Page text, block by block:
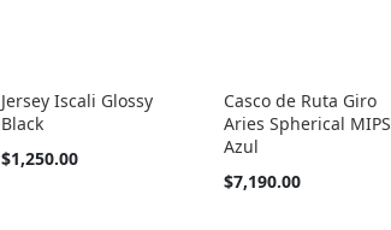
Jersey Iscali Glossy
Black
Tan
$1,250.00
Casco de Ruta Giro
Aries Spherical MIPS
Azul
$7,190.00